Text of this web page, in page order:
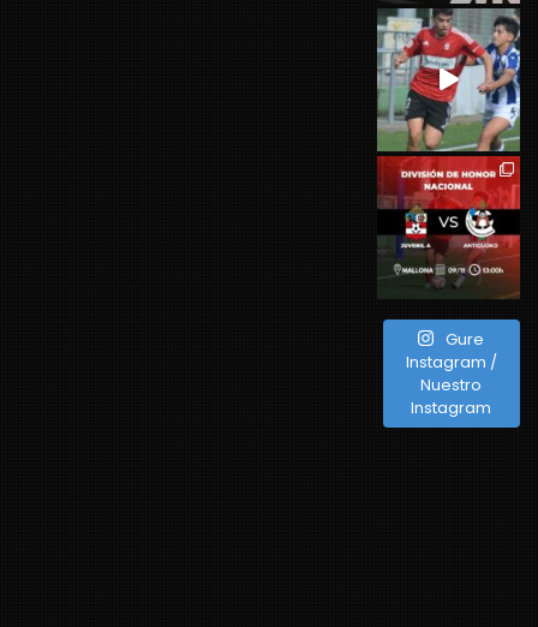
Gure
Instagram /
Nuestro
Instagram